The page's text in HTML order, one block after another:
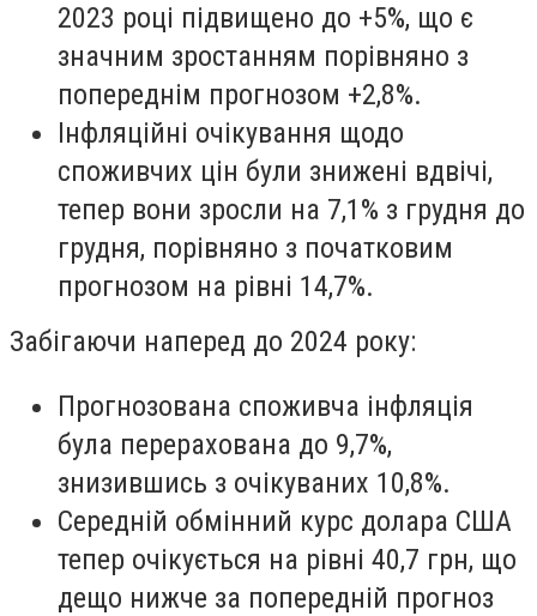
2023 році підвищено до +5%, що є
значним зростанням порівняно з
попереднім прогнозом +2,8%.
Інфляційні очікування щодо
споживчих цін були знижені вдвічі,
тепер вони зросли на 7,1% з грудня до
грудня, порівняно з початковим
прогнозом на рівні 14,7%.
Забігаючи наперед до 2024 року:
Прогнозована споживча інфляція
була перерахована до 9,7%,
знизившись з очікуваних 10,8%.
Середній обмінний курс долара США
тепер очікується на рівні 40,7 грн, що
дещо нижче за попередній прогноз